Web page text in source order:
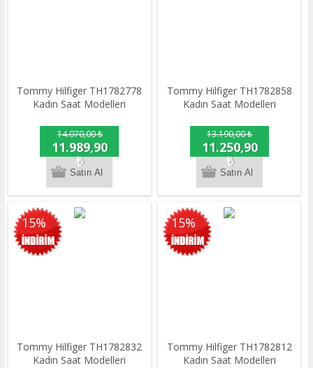
Tommy Hilfiger TH1782778
Kadın Saat Modelleri
14.070,00 ₺
11.989,90
₺
Tommy Hilfiger TH1782858
Kadın Saat Modelleri
13.190,00 ₺
11.250,90
₺
15%
Tommy Hilfiger TH1782832
Kadın Saat Modelleri
15%
Tommy Hilfiger TH1782812
Kadın Saat Modelleri